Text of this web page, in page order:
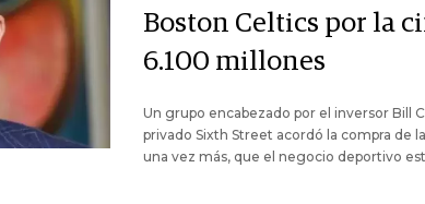
Boston Celtics por la
6.100 millones
Un grupo encabezado por el inversor Bill
privado Sixth Street acordó la compra de
una vez más, que el negocio deportivo